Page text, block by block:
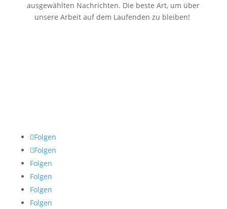
ausgewählten Nachrichten. Die beste Art, um über
unsere Arbeit auf dem Laufenden zu bleiben!
Folgen
Folgen
Folgen
Folgen
Folgen
Folgen